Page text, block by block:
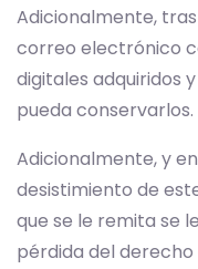
Adicionalmente,
correo electrónico
digitales adquiridos
pueda conservarlos.
Adicionalmente, y
desistimiento de
que se le remita se
pérdida del